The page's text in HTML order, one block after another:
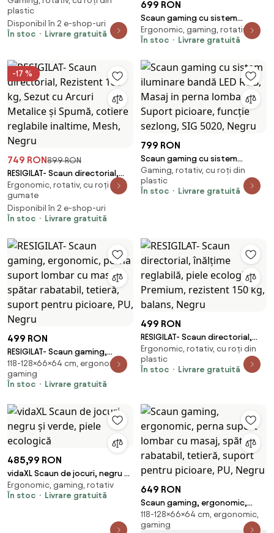
picioare, piele PU, Negru
plastic
Disponibil în 2 e-shop-uri
În stoc
Livrare gratuită
699 RON
Scaun gaming cu sistem
iluminare bandă LED RGB, masaj
în perna lombară, suport
180 grade, piele ecologica,
Negru/Alb
Ergonomic, gaming, rotativ
În stoc
Livrare gratuită
-17 %
749 RON899 RON
RESIGILAT- Scaun directorial,
Rezistent 180 kg, Sezut cu
Arcuri Metalice și Spumă,
cotiere reglabile inaltime,
Mesh, Negru
Ergonomic, rotativ, cu roți
gumate
Disponibil în 2 e-shop-uri
În stoc
Livrare gratuită
799 RON
Scaun gaming cu sistem
iluminare bandă LED RGB, Masaj
in perna lombara, Suport
picioare, funcție sezlong, SIG
Gaming, rotativ, cu roți din
plastic
În stoc
Livrare gratuită
499 RON
RESIGILAT- Scaun gaming,
ergonomic, perna suport
lombar cu masaj, spătar
rabatabil, tetieră, suport
118-128×66×64 cm, ergonomic,
gaming
În stoc
Livrare gratuită
499 RON
RESIGILAT- Scaun directorial,
înălțime reglabilă, piele
ecologică Premium, rezistent
150 kg, balans, Negru
Ergonomic, rotativ, cu roți din
plastic
În stoc
Livrare gratuită
485,99 RON
vidaXL Scaun de jocuri, negru și
verde, piele ecologică
Ergonomic, gaming, rotativ
În stoc
Livrare gratuită
649 RON
Scaun gaming, ergonomic,
perna suport lombar cu masaj,
spătar rabatabil, tetieră,
118-128×66×64 cm, ergonomic,
gaming